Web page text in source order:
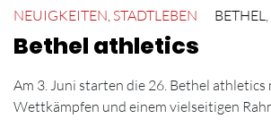
NEUIGKEITEN, STADTLEBEN BETHEL,
Bethel athletics
Am 3. Juni starten die 26. Bethel athletics
Wettkämpfen und einem vielseitigen